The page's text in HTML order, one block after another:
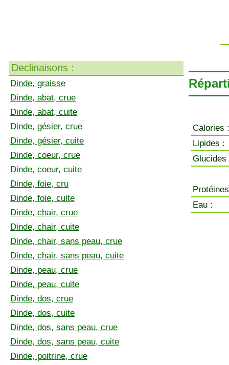
Declinaisons :
Dinde, graisse
Dinde, abat, crue
Dinde, abat, cuite
Dinde, gésier, crue
Dinde, gésier, cuite
Dinde, coeur, crue
Dinde, coeur, cuite
Dinde, foie, cru
Dinde, foie, cuite
Dinde, chair, crue
Dinde, chair, cuite
Dinde, chair, sans peau, crue
Dinde, chair, sans peau, cuite
Dinde, peau, crue
Dinde, peau, cuite
Dinde, dos, crue
Dinde, dos, cuite
Dinde, dos, sans peau, crue
Dinde, dos, sans peau, cuite
Dinde, poitrine, crue
Calories :
Lipides :
Glucides
Eau :